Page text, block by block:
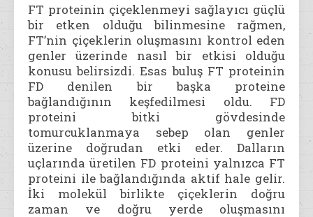
FT proteinin çiçeklenmeyi sağlayıcı güçlü
bir etken olduğu bilinmesine rağmen,
FT’nin çiçeklerin oluşmasını kontrol eden
genler üzerinde nasıl bir etkisi olduğu
konusu belirsizdi. Esas buluş FT proteinin
FD denilen bir başka proteine
bağlandığının keşfedilmesi oldu. FD
proteini bitki gövdesinde
tomurcuklanmaya sebep olan genler
üzerine doğrudan etki eder. Dalların
uçlarında üretilen FD proteini yalnızca FT
proteini ile bağlandığında aktif hale gelir.
İki molekül birlikte çiçeklerin doğru
zaman ve doğru yerde oluşmasını